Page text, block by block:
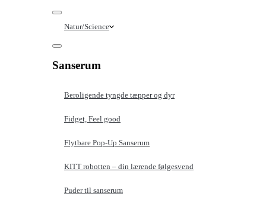
Natur/Science
Sanserum
Beroligende tyngde tæpper og dyr
Fidget, Feel good
Flytbare Pop-Up Sanserum
KITT robotten – din lærende følgesvend
Puder til sanserum